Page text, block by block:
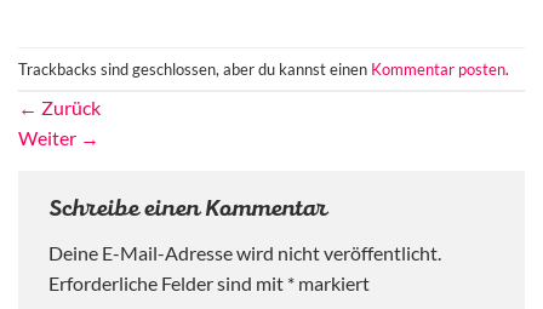
Trackbacks sind geschlossen, aber du kannst einen Kommentar posten.
← Zurück
Weiter →
Schreibe einen Kommentar
Deine E-Mail-Adresse wird nicht veröffentlicht.
Erforderliche Felder sind mit * markiert